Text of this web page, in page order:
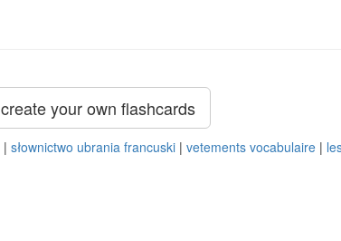
create your own flashcards
| słownictwo ubrania francuski | vetements vocabulaire |